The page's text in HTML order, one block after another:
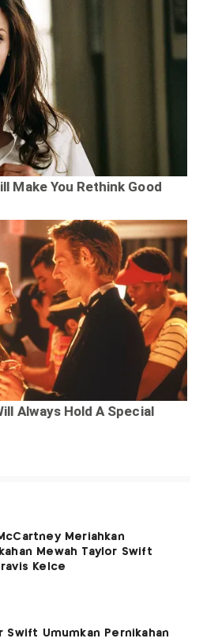
Meriahkan
Mewah Taylor Swift
Kelce
Swift Umumkan Pernikahan